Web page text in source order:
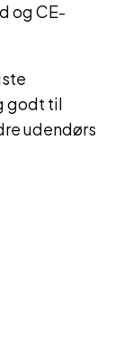
og CE-
godt til
udendørs